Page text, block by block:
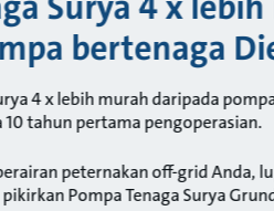
bertenaga
4 x lebih murah daripada
tahun pertama pengoperasian.
peternakan off-grid Anda,
Pompa Tenaga Surya